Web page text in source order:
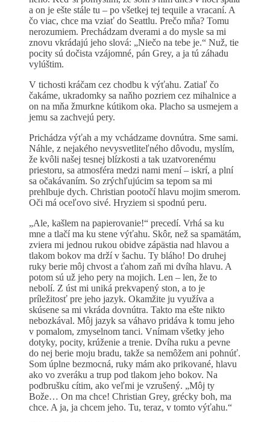
a on je ešte stále tu – po všetkej tej tequile a vracaní. A
čo viac, chce ma vziať do Seattlu. Prečo mňa? Tomu
nerozumiem. Prechádzam dverami a do mysle sa mi
znovu vkrádajú jeho slová: „Niečo na tebe je.“ Nuž, tie
pocity sú dočista vzájomné, pán Grey, a ja tú záhadu
vylúštim.
V tichosti kráčam cez chodbu k výťahu. Zatiaľ čo
čakáme, ukradomky sa naňho pozriem cez mihalnice a
on na mňa žmurkne kútikom oka. Placho sa usmejem a
jemu sa zachvejú pery.
Prichádza výťah a my vchádzame dovnútra. Sme sami.
Náhle, z nejakého nevysvetliteľného dôvodu, myslím,
že kvôli našej tesnej blízkosti a tak uzatvorenému
priestoru, sa atmosféra medzi nami mení – iskrí, a plní
sa očakávaním. So zrýchľujúcim sa tepom sa mi
prehlbuje dych. Christian pootočí hlavu mojim smerom.
Oči má oceľovo sivé. Hryziem si spodnú peru.
„Ale, kašlem na papierovanie!“ precedí. Vrhá sa ku
mne a tlačí ma ku stene výťahu. Skôr, než sa spamätám,
zviera mi jednou rukou obidve zápästia nad hlavou a
tlakom bokov ma drží v šachu. Ty bláho! Do druhej
ruky berie môj chvost a ťahom zaň mi dvíha hlavu. A
potom sú už jeho pery na mojich. Len – len, že to
nebolí. Z úst mi uniká prekvapený ston, a to je
príležitosť pre jeho jazyk. Okamžite ju využíva a
skúsene sa mi vkráda dovnútra. Takto ma ešte nikto
nebozkával. Môj jazyk sa váhavo pridáva k tomu jeho
v pomalom, zmyselnom tanci. Vnímam všetky jeho
dotyky, pocity, krúženie a trenie. Dvíha ruku a pevne
do nej berie moju bradu, takže sa nemôžem ani pohnúť.
Som úplne bezmocná, ruky mám ako prikované, hlavu
ako vo zveráku a trup pod tlakom jeho bokov. Na
podbrušku cítim, ako veľmi je vzrušený. „Môj ty
Bože… On ma chce! Christian Grey, grécky boh, ma
chce. A ja, ja chcem jeho. Tu, teraz, v tomto výťahu.“